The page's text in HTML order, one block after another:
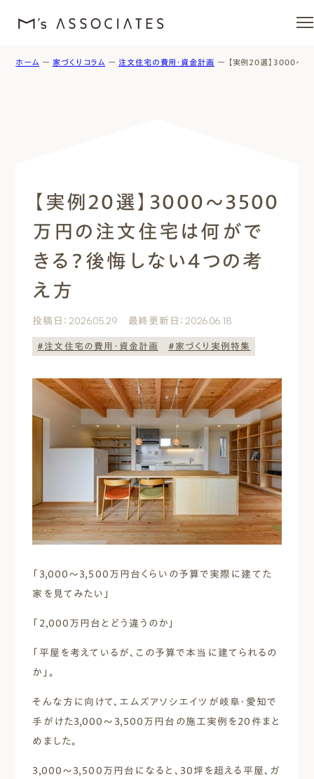
施工事例
モデルハウス
［受付時間］ 9:00～18:00
まずは相談する[無料]
モデルハウスを見る
ファーストプランを試す
ホーム ー 家づくりコラム ー 注文住宅の費用・資金計画 ー 【実例20選】3000〜
【実例20選】3000〜3500
万円の注文住宅は何がで
きる？後悔しない4つの考
え方
投稿日：2026.05.29 最終更新日：2026.06.18
#注文住宅の費用・資金計画 #家づくり実例特集
「3,000〜3,500万円台くらいの予算で実際に建てた
家を見てみたい」
「2,000万円台とどう違うのか」
「平屋を考えているが、この予算で本当に建てられるの
か」。
そんな方に向けて、エムズアソシエイツが岐阜・愛知で
手がけた3,000〜3,500万円台の施工実例を20件まと
めました。
3,000〜3,500万円台になると、30坪を超える平屋、ガ